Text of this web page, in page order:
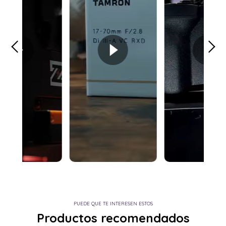
PUEDE QUE TE INTERESEN ESTOS
Productos recomendados